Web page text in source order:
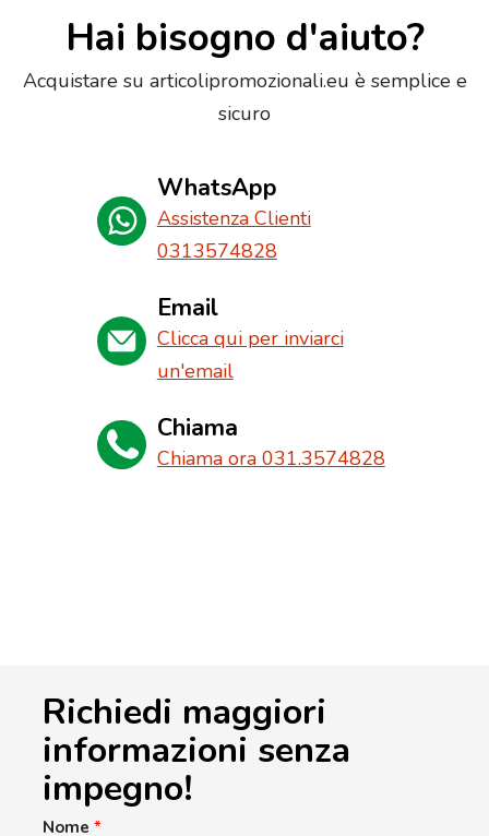
Hai bisogno d'aiuto?
Acquistare su articolipromozionali.eu è semplice e
sicuro
WhatsApp
Assistenza Clienti
0313574828
Email
Clicca qui per inviarci
un'email
Chiama
Chiama ora 031.3574828
Richiedi maggiori
informazioni senza
impegno!
Nome *